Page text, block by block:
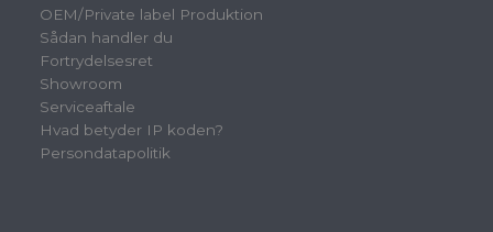
OEM/Private label Produktion
Sådan handler du
Fortrydelsesret
Showroom
Serviceaftale
Hvad betyder IP koden?
Persondatapolitik